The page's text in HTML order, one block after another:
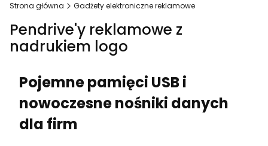
Strona główna Gadżety elektroniczne reklamowe
Pendrive'y reklamowe z
nadrukiem logo
Pojemne pamięci USB i
nowoczesne nośniki danych
dla firm